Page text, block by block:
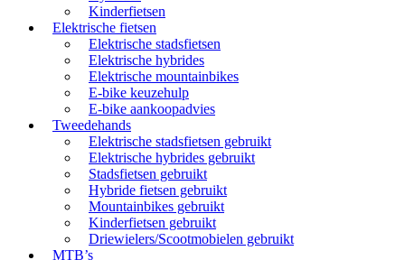
Kinderfietsen
Elektrische fietsen
Elektrische stadsfietsen
Elektrische hybrides
Elektrische mountainbikes
E-bike keuzehulp
E-bike aankoopadvies
Tweedehands
Elektrische stadsfietsen gebruikt
Elektrische hybrides gebruikt
Stadsfietsen gebruikt
Hybride fietsen gebruikt
Mountainbikes gebruikt
Kinderfietsen gebruikt
Driewielers/Scootmobielen gebruikt
MTB’s